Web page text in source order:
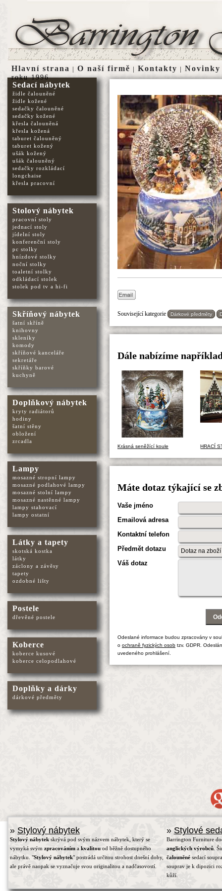
Související kategorie Dárkové předměty
Dále nabízíme
Krásná seněžící koule HRACÍ
Máte dotaz týkající se
Vaše jméno
Emailová adresa
Kontaktní telefon
Předmět dotazu
Váš dotaz
Odeslané informace budou zpracovány v
o ochraně fyzických osobtzv. GDPR.
uvedeného prohlášení.
Sedací nábytek
židle čalouněné
židle kožené
sedačky čalouněné
sedačky kožené
křesla čalouněná
křesla kožená
taburet čalouněný
taburet kožený
ušák kožený
ušák čalouněný
sedačky rozkládací
longchaise
křesla pracovní
Stolový nábytek
pracovní stoly
jednací stoly
jídelní stoly
konferenční stoly
pc stolky
hnízdové stolky
noční stolky
toaletní stolky
odkládací stolek
stolek pod tv a hi-fi
Skříňový nábytek
šatní skříně
knihovny
skleníky
komody
skříňové kanceláře
sekretáře
skříňky barové
kuchyně
Doplňkový nábytek
kryty radiátorů
hodiny
šatní stěny
obložení
zrcadla
Lampy
mosazné stropní lampy
mosazné podlahové lampy
mosazné stolní lampy
mosazné nastěnné lampy
lampy stahovací
lampy ostatní
Látky a tapety
skotská kostka
látky
záclony a závěsy
tapety
ozdobné lišty
Postele
dřevěné postele
Koberce
koberce kusové
koberce celopodlahové
Doplňky a dárky
dárkové předměty
Hlavní strana | O naší firmě | Kontakty | Novinky
roku 1996
» Stylový nábytek
Stylový nábytek skrývá pod svým názvem nábytek, který se
vymyká svým zpracováním a kvalitou od běžně dostupného
nábytku. "Stylový nábytek" postrádá určitou strohost dnešní doby,
ale právě naopak se vyznačuje svou originalitou a nadčasovostí.
» Stylové
Barrington Furniture
anglických výrobců.
čalouněnésedací
souprav je k dipozici
kůží.